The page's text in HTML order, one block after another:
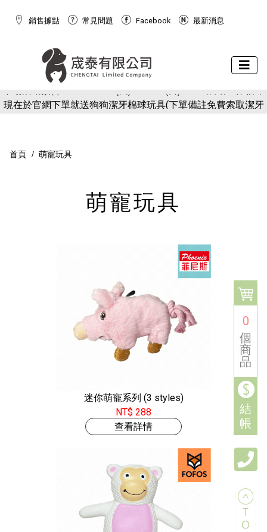
0
個
商
品
結
帳
銷售據點 常見問題 Facebook 最新消息
博覽會
現在於官網下單就送狗狗潔牙棉球玩具(下單備註免費索取潔牙
首頁 萌寵玩具
萌寵玩具
迷你萌寵系列 (3 styles)
NT$ 288
查看詳情